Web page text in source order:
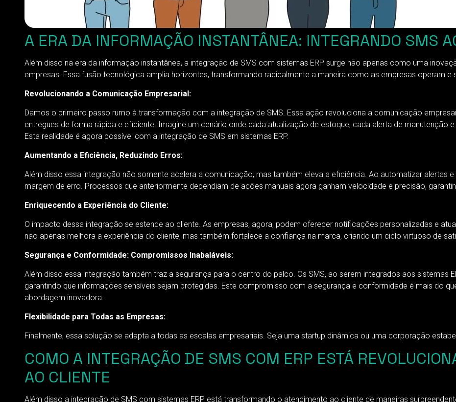
A ERA DA INFORMAÇÃO INSTANTÂNEA: INTEGRANDO SMS
Além disso na era da informação instantânea, a integração de SMS com sistemas ERP surge não apenas como uma
empresas. Essa fusão tecnológica amplia horizontes, transformando radicalmente a maneira como as empresas operam e
Revolucionando a Comunicação Empresarial:
Damos o primeiro passo rumo à transformação com a integração de SMS. Essa ação revoluciona a comunicação
entregues de forma rápida e eficiente. Imagine um cenário onde cada atualização de estoque, cada alerta de manutenção
Esta realidade é agora possível com a integração de SMS em sistemas ERP.
Aumentando a Eficiência, Reduzindo Erros:
Além disso essa integração não somente acelera a comunicação, mas também eleva a eficiência. Ao automatizar alertas
margem de erro. Processos que anteriormente dependiam de ações manuais agora ganham velocidade e precisão,
Enriquecendo a Experiência do Cliente:
O impacto dessa integração se estende ao cliente. As empresas, agora, podem oferecer notificações personalizadas e
não apenas melhora a experiência do cliente, mas também fortalece a confiança na marca, criando um ciclo virtuoso de
Segurança e Conformidade: Compromissos Inabaláveis:
Além disso essa integração também traz a segurança para o centro do palco. Os SMS, ao serem integrados aos sistemas
garantindo que informações sensíveis sejam protegidas. Este compromisso com a segurança e conformidade é mais do
abordagem inovadora.
Flexibilidade para Todas as Empresas:
Finalmente, essa solução se adapta a todas as escalas empresariais. Seja uma startup dinâmica ou uma corporação
COMO A INTEGRAÇÃO DE SMS COM ERP ESTÁ
AO CLIENTE
Além disso a integração de SMS com sistemas ERP está transformando o atendimento ao cliente de maneiras